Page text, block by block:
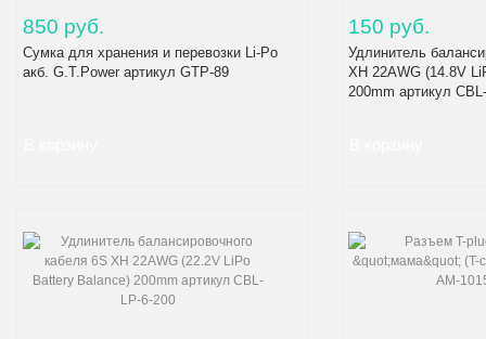
850 руб.
Сумка для хранения и перевозки Li-Po
акб. G.T.Power артикул GTP-89
150 руб.
Удлинитель
XH 22AWG (14.8V
200mm артикул